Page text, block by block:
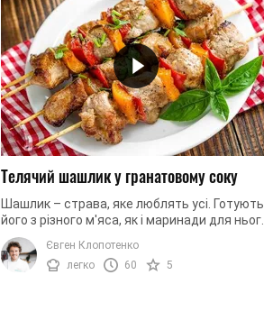
Телячий шашлик у гранатовому соку
Шашлик – страва, яке люблять усі. Готують
його з різного м'яса, як і маринади для нього
роблять абсолютно різні: з кефіру, соків,
мінеральної води. ...
Євген Клопотенко
легко
60 5